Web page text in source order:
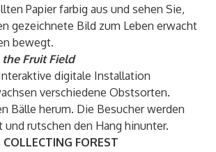
Papier farbig aus und sehen Sie,
gezeichnete Bild zum Leben erwacht
bewegt.
Fruit Field
digitale Installation
verschiedene Obstsorten.
Bälle herum. Die Besucher werden
und rutschen den Hang hinunter.
FOREST